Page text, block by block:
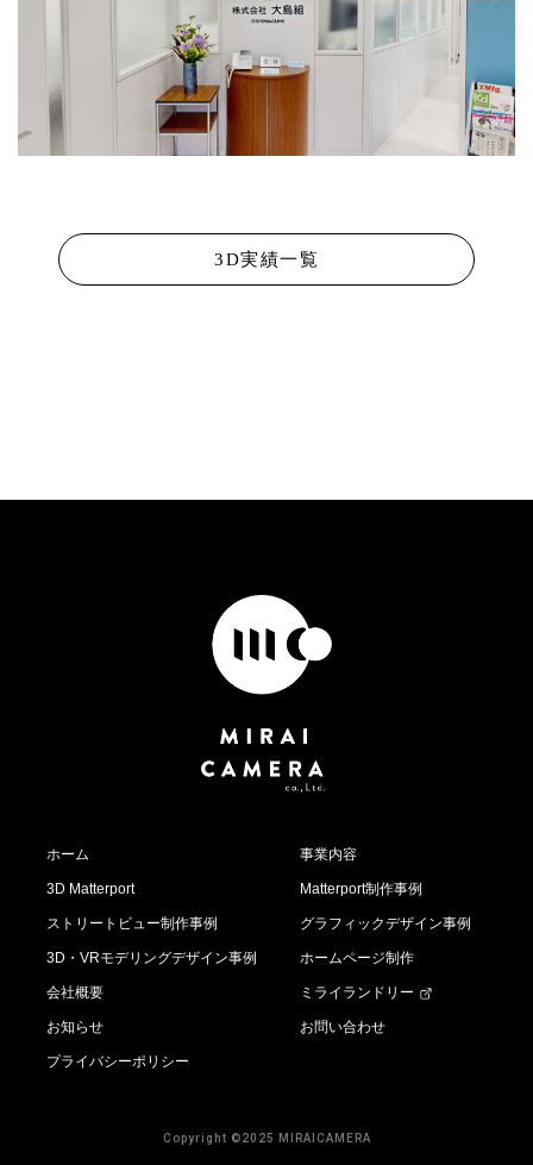
3D実績一覧
ホーム 事業内容
3D Matterport Matterport制作事例
ストリートビュー制作事例 グラフィックデザイン事例
3D・VRモデリングデザイン事例 ホームページ制作
会社概要 ミライランドリー
お知らせ お問い合わせ
プライバシーポリシー
Copyright ©2025 MIRAICAMERA